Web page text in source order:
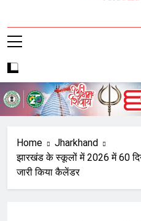
Munadi
Home
Jharkhand
झारखंड के स्कूलों में 2026 में 60
जारी किया कैलेंडर